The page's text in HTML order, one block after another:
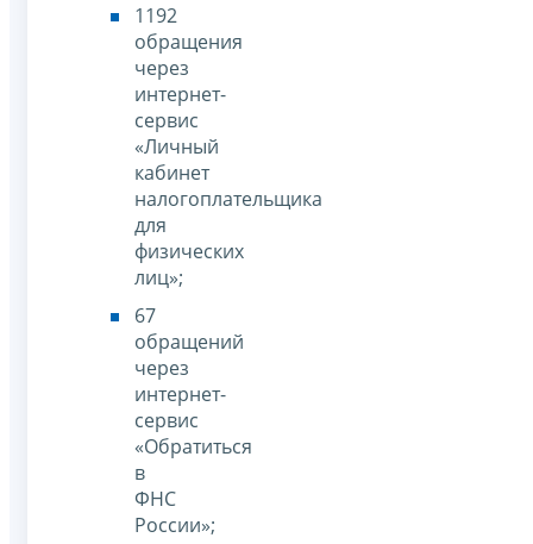
1192
обращения
через
интернет-
сервис
«Личный
кабинет
налогоплательщика
для
физических
лиц»;
67
обращений
через
интернет-
сервис
«Обратиться
в
ФНС
России»;